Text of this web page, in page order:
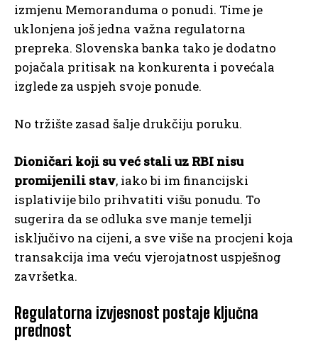
izmjenu Memoranduma o ponudi. Time je
uklonjena još jedna važna regulatorna
prepreka. Slovenska banka tako je dodatno
pojačala pritisak na konkurenta i povećala
izglede za uspjeh svoje ponude.
No tržište zasad šalje drukčiju poruku.
Dioničari koji su već stali uz RBI nisu
promijenili stav, iako bi im financijski
isplativije bilo prihvatiti višu ponudu. To
sugerira da se odluka sve manje temelji
isključivo na cijeni, a sve više na procjeni koja
transakcija ima veću vjerojatnost uspješnog
završetka.
Regulatorna izvjesnost postaje ključna
prednost